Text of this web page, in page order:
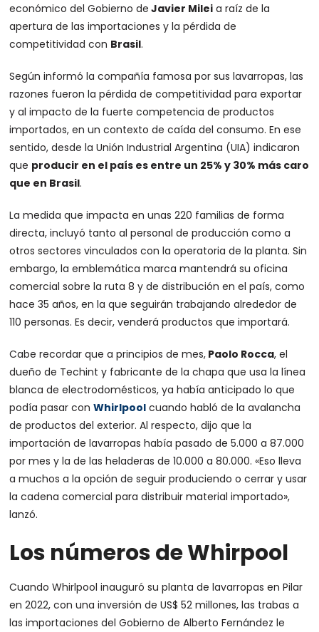
económico del Gobierno de Javier Milei a raíz de la
apertura de las importaciones y la pérdida de
competitividad con Brasil.
Según informó la compañía famosa por sus lavarropas, las
razones fueron la pérdida de competitividad para exportar
y al impacto de la fuerte competencia de productos
importados, en un contexto de caída del consumo. En ese
sentido, desde la Unión Industrial Argentina (UIA) indicaron
que producir en el país es entre un 25% y 30% más caro
que en Brasil.
La medida que impacta en unas 220 familias de forma
directa, incluyó tanto al personal de producción como a
otros sectores vinculados con la operatoria de la planta. Sin
embargo, la emblemática marca mantendrá su oficina
comercial sobre la ruta 8 y de distribución en el país, como
hace 35 años, en la que seguirán trabajando alrededor de
110 personas. Es decir, venderá productos que importará.
Cabe recordar que a principios de mes, Paolo Rocca, el
dueño de Techint y fabricante de la chapa que usa la línea
blanca de electrodomésticos, ya había anticipado lo que
podía pasar conWhirlpool cuando habló de la avalancha
de productos del exterior. Al respecto, dijo que la
importación de lavarropas había pasado de 5.000 a 87.000
por mes y la de las heladeras de 10.000 a 80.000. «Eso lleva
a muchos a la opción de seguir produciendo o cerrar y usar
la cadena comercial para distribuir material importado»,
lanzó.
Los números de Whirpool
Cuando Whirlpool inauguró su planta de lavarropas en Pilar
en 2022, con una inversión de US$ 52 millones, las trabas a
las importaciones del Gobierno de Alberto Fernández le